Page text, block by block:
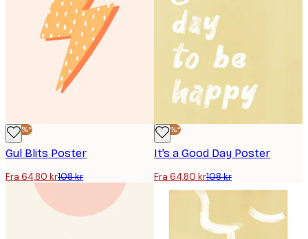
-40%*
Gul Blits Poster
Fra 64,80 kr108 kr
-40%*
It’s a Good Day Poster
Fra 64,80 kr108 kr